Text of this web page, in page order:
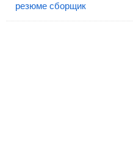
резюме сборщик